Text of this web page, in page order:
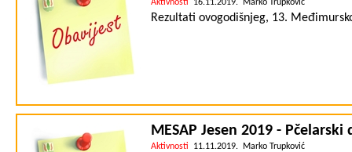
Aktivnosti 16.11.2019. Marko Trupković
Rezultati ovogodišnjeg, 13.
MESAP Jesen 2019 - Pčelarski
Aktivnosti 11.11.2019. Marko Trupković